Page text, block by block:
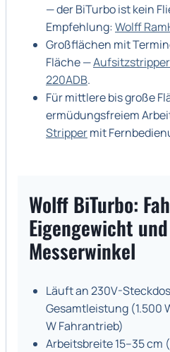
— der BiTurbo ist kein
Empfehlung:Wolff
Großflächen mit
Fläche —
220ADB.
Für mittlere bis große
ermüdungsfreiem
Strippermit
Wolff BiTurbo:
Eigengewicht
Messerwinkel
Läuft an 230V-
Gesamtleistung (1.500
W Fahrantrieb)
Arbeitsbreite 15–35 cm